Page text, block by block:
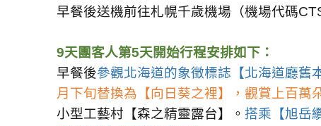
早餐後送機前往札幌千歲機場（機場代碼
9天團客人第5天開始行程安排如下：
早餐後參觀北海道的象徵標誌【北海道廳舊
月下旬替換為【向日葵之裡】，觀賞上百萬
小型工藝村【森之精靈露台】。 搭乘【旭岳